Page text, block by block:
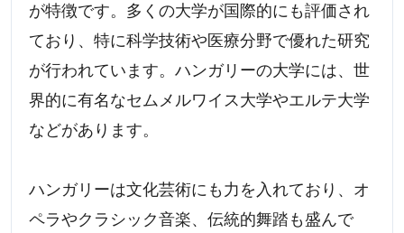
が特徴です。多くの大学が国際的にも評価され
ており、特に科学技術や医療分野で優れた研究
が行われています。ハンガリーの大学には、世
界的に有名なセムメルワイス大学やエルテ大学
などがあります。
ハンガリーは文化芸術にも力を入れており、オ
ペラやクラシック音楽、伝統的舞踏も盛んで